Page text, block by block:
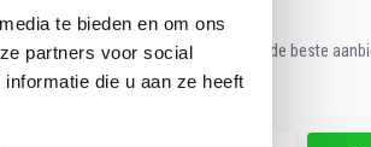
te bieden en om ons
partners voor social
die u aan ze heeft
aan voor onze nieuwsbrief en ontvang de beste
recepten!